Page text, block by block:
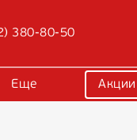
380-80-50
Еще Акции